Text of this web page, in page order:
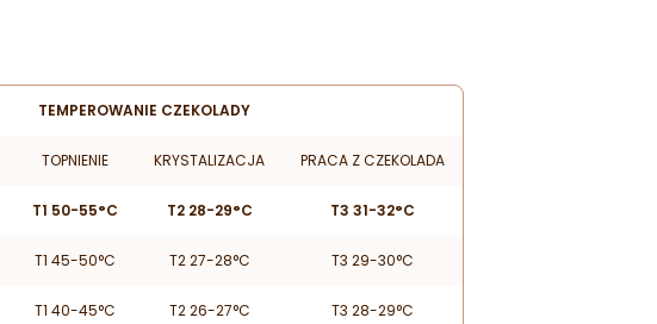
TEMPEROWANIE CZEKOLADY
TOPNIENIE KRYSTALIZACJA PRACA Z CZEKOLADA
T1 50-55°C T2 28-29°C T3 31-32°C
T1 45-50°C T2 27-28°C T3 29-30°C
T1 40-45°C T2 26-27°C T3 28-29°C